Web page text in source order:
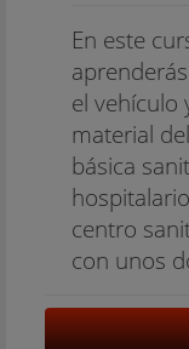
En este
el vehículo
material
básica
centro
con unos